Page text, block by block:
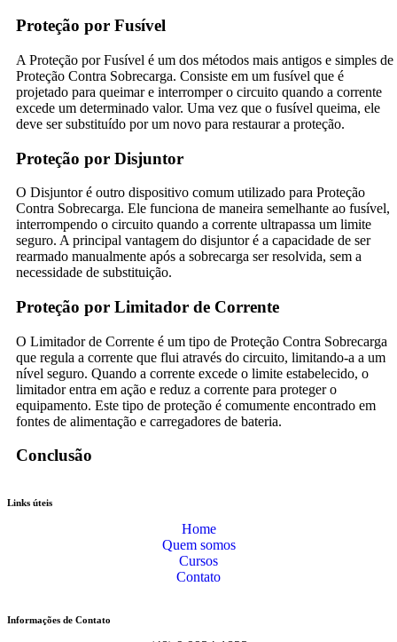
Proteção por Fusível
A Proteção por Fusível é um dos métodos mais antigos e simples de
Proteção Contra Sobrecarga. Consiste em um fusível que é
projetado para queimar e interromper o circuito quando a corrente
excede um determinado valor. Uma vez que o fusível queima, ele
deve ser substituído por um novo para restaurar a proteção.
Proteção por Disjuntor
O Disjuntor é outro dispositivo comum utilizado para Proteção
Contra Sobrecarga. Ele funciona de maneira semelhante ao fusível,
interrompendo o circuito quando a corrente ultrapassa um limite
seguro. A principal vantagem do disjuntor é a capacidade de ser
rearmado manualmente após a sobrecarga ser resolvida, sem a
necessidade de substituição.
Proteção por Limitador de Corrente
O Limitador de Corrente é um tipo de Proteção Contra Sobrecarga
que regula a corrente que flui através do circuito, limitando-a a um
nível seguro. Quando a corrente excede o limite estabelecido, o
limitador entra em ação e reduz a corrente para proteger o
equipamento. Este tipo de proteção é comumente encontrado em
fontes de alimentação e carregadores de bateria.
Conclusão
Links úteis
Home
Quem somos
Cursos
Contato
Informações de Contato